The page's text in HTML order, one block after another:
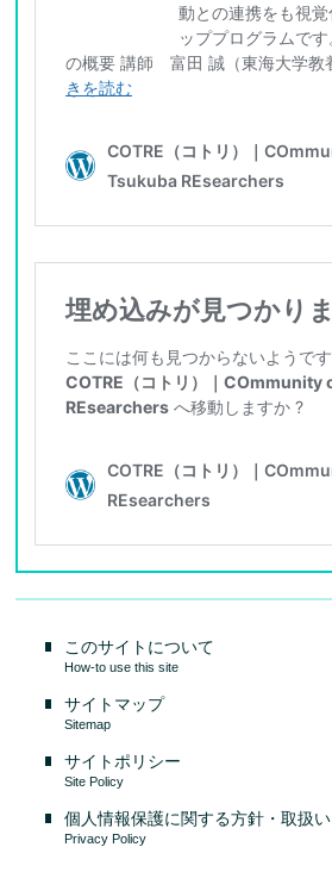
このサイトについて
How-to use this site
サイトマップ
Sitemap
サイトポリシー
Site Policy
個人情報保護に関する方針・取扱い
Privacy Policy